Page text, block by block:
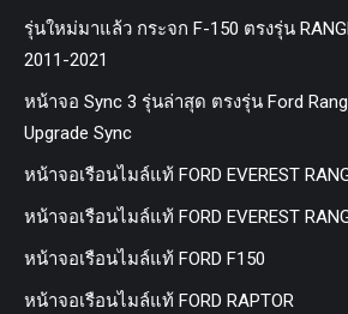
รุ่นใหม่มาแล้ว กระจก F-150 ตรงรุ่น
2011-2021
หน้าจอ Sync 3 รุ่นล่าสุด ตรงรุ่น Ford
Upgrade Sync
หน้าจอเรือนไมล์แท้ FORD EVEREST
หน้าจอเรือนไมล์แท้ FORD EVEREST
หน้าจอเรือนไมล์แท้ FORD F150
หน้าจอเรือนไมล์แท้ FORD RAPTOR